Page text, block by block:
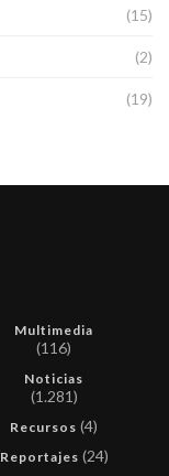
(15)
(2)
(19)
Multimedia
(116)
Noticias
(1.281)
Recursos (4)
Reportajes (24)